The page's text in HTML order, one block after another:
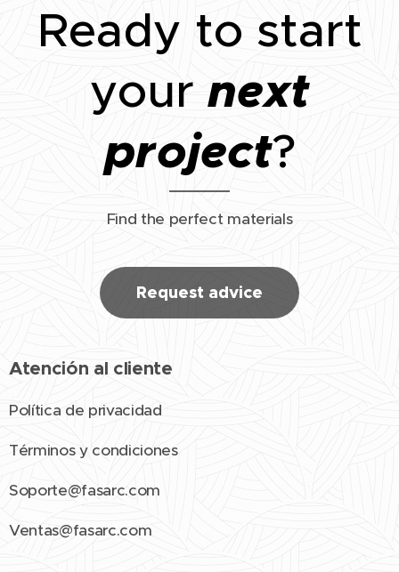
Ready to start
your next
project?
Find the perfect materials
Request advice
Atención al cliente
Política de privacidad
Términos y condiciones
Soporte@fasarc.com
Ventas@fasarc.com